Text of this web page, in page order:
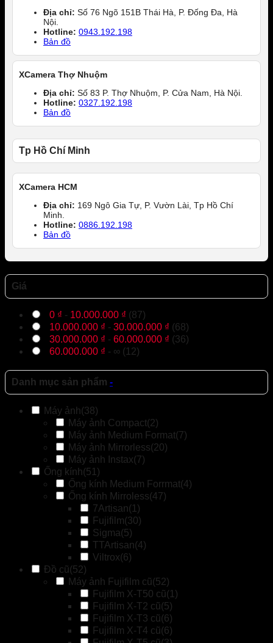
Địa chỉ: Số 76 Ngõ 151B Thái Hà, P. Đống Đa, Hà
Nội.
Hotline: 0943.192.198
Bản đồ
XCamera Thợ Nhuộm
Địa chỉ: Số 83 P. Thợ Nhuộm, P. Cửa Nam, Hà Nội.
Hotline: 0327.192.198
Bản đồ
Tp Hồ Chí Minh
XCamera HCM
Địa chỉ: 169 Ngô Gia Tự, P. Vườn Lài, Tp Hồ Chí
Minh.
Hotline: 0886.192.198
Bản đồ
Giá
0 ₫ - 10.000.000 ₫ (87)
10.000.000 ₫ - 30.000.000 ₫ (68)
30.000.000 ₫ - 60.000.000 ₫ (36)
60.000.000 ₫ - ∞ (12)
Danh mục sản phẩm -
Máy ảnh(38)
Máy ảnh Compact(2)
Máy ảnh Medium Format(7)
Máy ảnh Mirrorless(20)
Máy ảnh Instax(7)
Ống kính(51)
Ống kính Medium Forrmat(4)
Ống kính Mirroless(47)
7Artisan(1)
Fujifilm(30)
Sigma(5)
TTArtisan(4)
Viltrox(6)
Đồ cũ(52)
Máy ảnh Fujifilm cũ(52)
Fujifilm X-T50 cũ(1)
Fujifilm X-T2 cũ(5)
Fujifilm X-T3 cũ(6)
Fujifilm X-T4 cũ(6)